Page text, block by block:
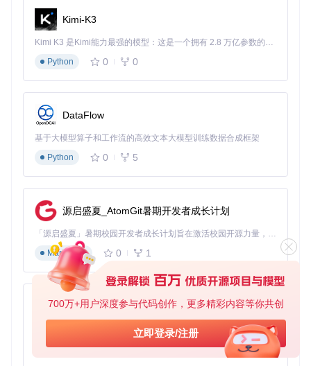
700万+用户深度参与代码创作，更多精彩内容等你共创
立即登录/注册
Kimi-K3
Kimi K3 是Kimi能力最强的模型：这是一个拥有 2.8 万亿参数的混合专家（MoE）模型，具备原生视觉理解能力，并支持 100 万 token 的上下文窗口。
Python
0 0
DataFlow
基于大模型算子和工作流的高效文本大模型训练数据合成框架
Python
0 5
源启盛夏_AtomGit暑期开发者成长计划
「源启盛夏」暑期校园开发者成长计划旨在激活校园开源力量，通过积分激励、认证扶持、资源倾斜等形式，引导高校组织和开发者完成「入驻 — 建项目 — 做贡献 — 获认证 — 得资源」的完整闭环。无论你是想带领社团入驻平台的组织者，还是希望用代码贡献证明自己的开发者，都能在这里找到属于你的成长路径。
Markdown
0 1
py-xiaozhi
基于Python的Xiaozhi AI，适用于想要完整Xiaozhi体验而无需拥有专用硬件的用户。
Python
0 1